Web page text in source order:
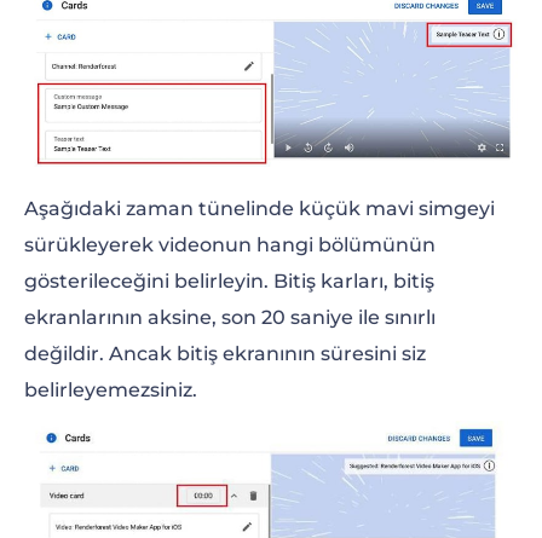
Aşağıdaki zaman tünelinde küçük mavi simgeyi
sürükleyerek videonun hangi bölümünün
gösterileceğini belirleyin. Bitiş karları, bitiş
ekranlarının aksine, son 20 saniye ile sınırlı
değildir. Ancak bitiş ekranının süresini siz
belirleyemezsiniz.